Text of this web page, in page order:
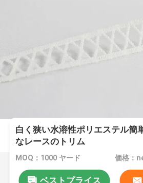
白く狭い水溶性ポリエステル簡
なレースのトリム
MOQ：1000 ヤード 価格：
ベストプライス